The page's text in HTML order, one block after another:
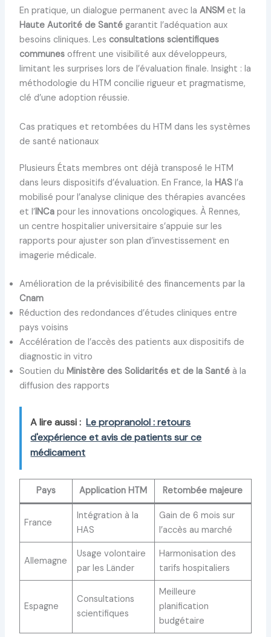
En pratique, un dialogue permanent avec la ANSMet la
Haute Autorité de Santégarantit l’adéquation aux
besoins cliniques. Les consultations scientifiques
communesoffrent une visibilité aux développeurs,
limitant les surprises lors de l’évaluation finale. Insight : la
méthodologie du HTM concilie rigueur et pragmatisme,
clé d’une adoption réussie.
Cas pratiques et retombées du HTM dans les systèmes
de santé nationaux
Plusieurs États membres ont déjà transposé le HTM
dans leurs dispositifs d’évaluation. En France, la HASl’a
mobilisé pour l’analyse clinique des thérapies avancées
et l’INCapour les innovations oncologiques. À Rennes,
un centre hospitalier universitaire s’appuie sur les
rapports pour ajuster son plan d’investissement en
imagerie médicale.
Amélioration de la prévisibilité des financements par la
Cnam
Réduction des redondances d’études cliniques entre
pays voisins
Accélération de l’accès des patients aux dispositifs de
diagnostic in vitro
Soutien du Ministère des Solidarités et de la Santéà la
diffusion des rapports
A lire aussi : Le propranolol : retours
d'expérience et avis de patients sur ce
médicament
Pays Application HTM Retombée majeure
France
Intégration à la
HAS
Gain de 6 mois sur
l’accès au marché
Allemagne
Usage volontaire
par les Länder
Harmonisation des
tarifs hospitaliers
Espagne
Consultations
scientifiques
Meilleure
planification
budgétaire